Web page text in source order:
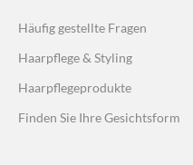
Häufig gestellte Fragen
Haarpflege & Styling
Haarpflegeprodukte
Finden Sie Ihre Gesichtsform